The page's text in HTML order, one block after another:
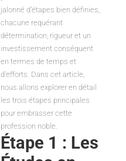
jalonné d’étapes bien définies,
chacune requérant
détermination, rigueur et un
investissement conséquent
en termes de temps et
d’efforts. Dans cet article,
nous allons explorer en détail
les trois étapes principales
pour embrasser cette
profession noble.
Étape 1 : Les